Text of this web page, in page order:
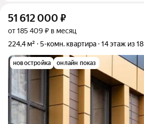
51 612 000 ₽
от 185 409 ₽ в месяц
224,4 м²
5-комн. квартира 14 этаж из 18
новостройка онлайн показ